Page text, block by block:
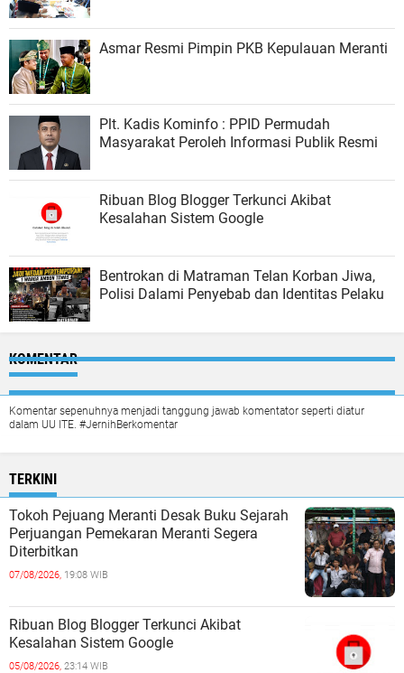
Asmar Resmi Pimpin PKB Kepulauan Meranti
Plt. Kadis Kominfo : PPID Permudah
Masyarakat Peroleh Informasi Publik Resmi
Ribuan Blog Blogger Terkunci Akibat
Kesalahan Sistem Google
Bentrokan di Matraman Telan Korban Jiwa,
Polisi Dalami Penyebab dan Identitas Pelaku
KOMENTAR
Komentar sepenuhnya menjadi tanggung jawab komentator seperti diatur
dalam UU ITE. #JernihBerkomentar
TERKINI
Tokoh Pejuang Meranti Desak Buku Sejarah
Perjuangan Pemekaran Meranti Segera
Diterbitkan
07/08/2026, 19:08 WIB
Ribuan Blog Blogger Terkunci Akibat
Kesalahan Sistem Google
05/08/2026, 23:14 WIB